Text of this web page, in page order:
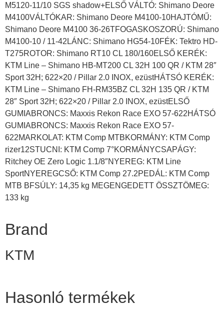
M5120-11/10 SGS shadow+ELSŐ VÁLTÓ: Shimano Deore
M4100VÁLTÓKAR: Shimano Deore M4100-10HAJTÓMŰ:
Shimano Deore M4100 36-26TFOGASKOSZORÚ: Shimano
M4100-10 / 11-42LÁNC: Shimano HG54-10FÉK: Tektro HD-
T275ROTOR: Shimano RT10 CL 180/160ELSŐ KERÉK:
KTM Line – Shimano HB-MT200 CL 32H 100 QR / KTM 28″
Sport 32H; 622×20 / Pillar 2.0 INOX, ezüstHÁTSÓ KERÉK:
KTM Line – Shimano FH-RM35BZ CL 32H 135 QR / KTM
28″ Sport 32H; 622×20 / Pillar 2.0 INOX, ezüstELSŐ
GUMIABRONCS: Maxxis Rekon Race EXO 57-622HÁTSÓ
GUMIABRONCS: Maxxis Rekon Race EXO 57-
622MARKOLAT: KTM Comp MTBKORMÁNY: KTM Comp
rizer12STUCNI: KTM Comp 7°KORMÁNYCSAPÁGY:
Ritchey OE Zero Logic 1.1/8″NYEREG: KTM Line
SportNYEREGCSŐ: KTM Comp 27.2PEDÁL: KTM Comp
MTB BFSÚLY: 14,35 kg MEGENGEDETT ÖSSZTÖMEG:
133 kg
Brand
KTM
Hasonló termékek